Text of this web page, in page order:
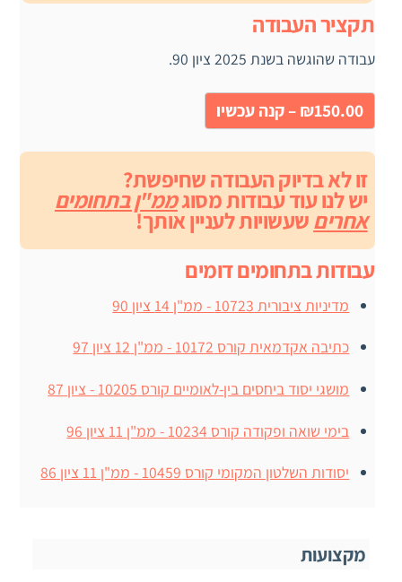
תקציר העבודה
עבודה שהוגשה בשנת 2025 ציון 90.
₪150.00 – קנה עכשיו
זו לא בדיוק העבודה שחיפשת?
יש לנו עוד עבודות מסוגממ"ן בתחומים
אחריםשעשויות לעניין אותך!
עבודות בתחומים דומים
מדיניות ציבורית 10723 - ממ"ן 14 ציון 90
כתיבה אקדמאית קורס 10172 - ממ"ן 12 ציון 97
מושגי יסוד ביחסים בין-לאומיים קורס 10205 - ציון 87
בימי שואה ופקודה קורס 10234 - ממ"ן 11 ציון 96
יסודות השלטון המקומי קורס 10459 - ממ"ן 11 ציון 86
מקצועות